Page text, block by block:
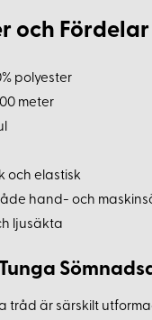
och Fördelar
polyester
meter
och elastisk
hand- och
ljusäkta
tråd är särskilt